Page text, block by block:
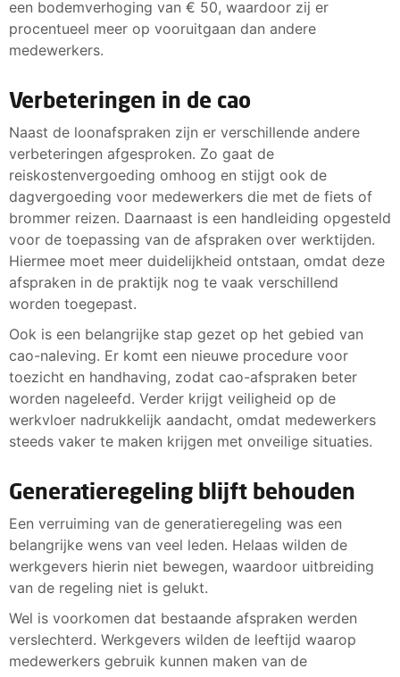
een bodemverhoging van € 50, waardoor zij er
procentueel meer op vooruitgaan dan andere
medewerkers.
Verbeteringen in de cao
Naast de loonafspraken zijn er verschillende andere
verbeteringen afgesproken. Zo gaat de
reiskostenvergoeding omhoog en stijgt ook de
dagvergoeding voor medewerkers die met de fiets of
brommer reizen. Daarnaast is een handleiding opgesteld
voor de toepassing van de afspraken over werktijden.
Hiermee moet meer duidelijkheid ontstaan, omdat deze
afspraken in de praktijk nog te vaak verschillend
worden toegepast.
Ook is een belangrijke stap gezet op het gebied van
cao-naleving. Er komt een nieuwe procedure voor
toezicht en handhaving, zodat cao-afspraken beter
worden nageleefd. Verder krijgt veiligheid op de
werkvloer nadrukkelijk aandacht, omdat medewerkers
steeds vaker te maken krijgen met onveilige situaties.
Generatieregeling blijft behouden
Een verruiming van de generatieregeling was een
belangrijke wens van veel leden. Helaas wilden de
werkgevers hierin niet bewegen, waardoor uitbreiding
van de regeling niet is gelukt.
Wel is voorkomen dat bestaande afspraken werden
verslechterd. Werkgevers wilden de leeftijd waarop
medewerkers gebruik kunnen maken van de